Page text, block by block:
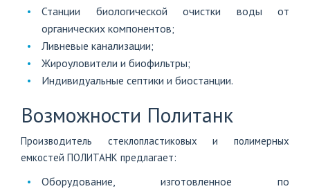
Станции биологической очистки воды от
органических компонентов;
Ливневые канализации;
Жироуловители и биофильтры;
Индивидуальные септики и биостанции.
Возможности Политанк
Производитель стеклопластиковых и полимерных
емкостей ПОЛИТАНК предлагает:
Оборудование, изготовленное по